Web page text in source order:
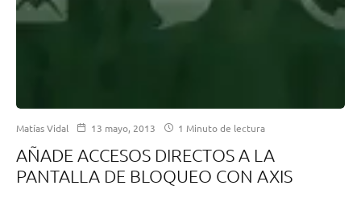
Matías Vidal 13 mayo, 2013 1 Minuto de lectura
AÑADE ACCESOS DIRECTOS A LA
PANTALLA DE BLOQUEO CON AXIS